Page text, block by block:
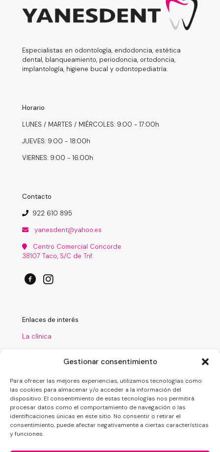
Gestionar consentimiento
Para ofrecer las mejores experiencias, utilizamos tecnologías como
las cookies para almacenar y/o acceder a la información del
dispositivo. El consentimiento de estas tecnologías nos permitirá
procesar datos como el comportamiento de navegación o las
identificaciones únicas en este sitio. No consentir o retirar el
consentimiento, puede afectar negativamente a ciertas características
y funciones.
Especialistas en odontología, endodoncia, estética
dental, blanqueamiento, periodoncia, ortodoncia,
implantología, higiene bucal y odontopediatría.
Horario
LUNES / MARTES / MIÉRCOLES: 9:00 - 17:00h
JUEVES: 9:00 - 18:00h
VIERNES: 9:00 - 16:00h
Contacto
922 610 895
yanesdent@yahoo.es
Centro Comercial Concorde
38107 Taco, S/C de Tnf.
Enlaces de interés
La clínica
Financiación
Nuestro blog